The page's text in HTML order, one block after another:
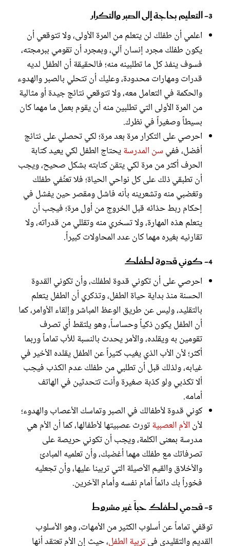
3- التعليم بحاجة إلى الصبر والتكرار
اعلمي أن طفلك لن يتعلم من المرة الأولى، ولا تتوقعي أن
يكون طفلك مجرد إنسان آلي، وبمجرد أن تقومي ببرمجته،
فسوف ينفذ كل ما تطلبينه منه؛ فالحقيقة أن الطفل لديه
قدرات ومهارات محدودة، وعليك أن تتحلي بالصبر والهدوء
والحكمة في التعامل معه، ولا تتوقعي نتائج جيدة أو مثالية
من المرة الأولى التي تطلبين منه أن يقوم بعمل ما مهما كان
بسيطاً وصغيراً في نظرك.
احرصي على التكرار مرة بعد مرة؛ لكي تحصلي على نتائج
أفضل، ففي سن المدرسةيحتاج الطفل لكي يعيد كتابة
الحرف أكثر من مرة لكي يتقن كتابته بشكل صحيح، ويجب
أن تطبقي ذلك على كل نواحي الحياة؛ فلا تعنِّفي طفلك
وتغضبي منه وتشعرينه بأنه فاشل ومقصر حين يفشل في
إحكام ربط حذائه قبل الخروج من أول مرة؛ فيجب أن
يتعلم هذه المهارة، ولا تسخري منه وتقللي من قدراته، ولا
تقارنيه بغيره مهما كان عدد المحاولات كبيراً.
4- كوني قدوة لطفلك
احرصي على أن تكوني قدوة لطفلك، وأن تكوني القدوة
الحسنة منذ بداية حياة الطفل، وتذكري أن الطفل يتعلم
بالتقليد، وليس عن طريق الوعظ المباشر وإلقاء الأوامر، كما
أن الطفل يكون ذكياً وحساساً، وهو يلتقط أي تصرف
تقومين به ويقلده، والأمر يحدث بالنسبة للأب تماماً وربما
أكثر؛ لأن الأب الذي يغيب كثيراً عن الطفل يقلده الأخير في
غيابه، ولذلك قبل أن تطلبي من طفلك عدم الكذب فيجب
ألا تكذبي ولو كذبة صغيرة وأنت تتحدثين في الهاتف
أمامه.
كوني قدوة لأطفالك في الصبر وتماسك الأعصاب والهدوء؛
لأن الأم العصبيةتورث عصبيتها لأطفالها، كما أن الأم هي
مدرسة بمعنى الكلمة، ويجب أن تكوني حريصة على
تصرفاتك مع طفلك مهما أغضبك، وأن تعلميه المبادئ
والأخلاق والقيم الأصيلة التي تربينا عليها، وأن تجعليه
فخوراً بك دائماً أمام نفسه وأمام الآخرين.
5- قدمي لطفلك حباً غير مشروط
توقفي تماماً عن أسلوب الكثير من الأمهات، وهو الأسلوب
القديم والتقليدي فيتربية الطفل، حيث إن الأم تعتقد أنها